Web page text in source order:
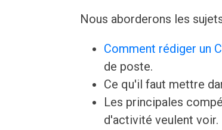
Nous aborderons les
Comment rédiger un
de poste.
Ce qu'il faut mettre
Les principales
d'activité veulent voir.